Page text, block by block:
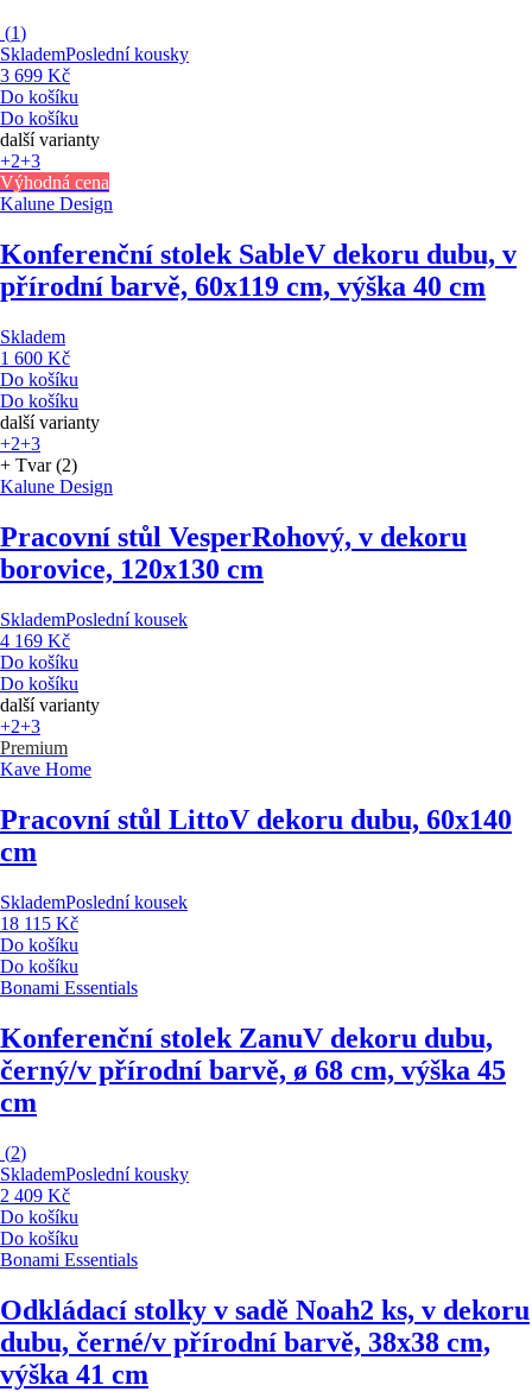
(1)
SklademPoslední kousky
3 699 Kč
Do košíku
Do košíku
další varianty
+2+3
Výhodná cena
Kalune Design
Konferenční stolek SableV dekoru dubu, v
přírodní barvě, 60x119 cm, výška 40 cm
Skladem
1 600 Kč
Do košíku
Do košíku
další varianty
+2+3
+ Tvar (2)
Kalune Design
Pracovní stůl VesperRohový, v dekoru
borovice, 120x130 cm
SklademPoslední kousek
4 169 Kč
Do košíku
Do košíku
další varianty
+2+3
Premium
Kave Home
Pracovní stůl LittoV dekoru dubu, 60x140
cm
SklademPoslední kousek
18 115 Kč
Do košíku
Do košíku
Bonami Essentials
Konferenční stolek ZanuV dekoru dubu,
černý/v přírodní barvě, ø 68 cm, výška 45
cm
(2)
SklademPoslední kousky
2 409 Kč
Do košíku
Do košíku
Bonami Essentials
Odkládací stolky v sadě Noah2 ks, v dekoru
dubu, černé/v přírodní barvě, 38x38 cm,
výška 41 cm